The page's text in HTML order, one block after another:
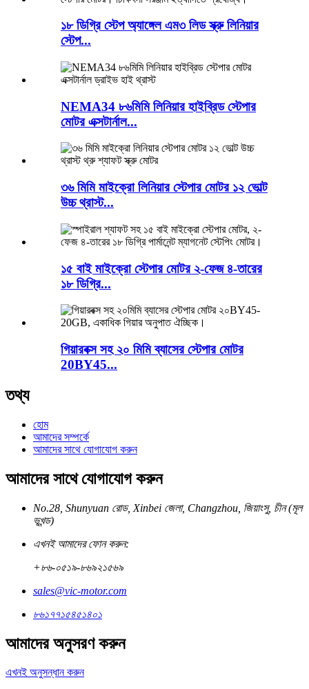
১৮ ডিগ্রি স্টেপ অ্যাঙ্গেল এম৩ লিড স্ক্রু লিনিয়ার
স্টেপ...
NEMA34 ৮৬মিমি লিনিয়ার হাইব্রিড স্টেপার
মোটর এক্সটার্নাল...
৩৬ মিমি মাইক্রো লিনিয়ার স্টেপার মোটর ১২ ভোল্ট
উচ্চ থ্রাস্ট...
১৫ বাই মাইক্রো স্টেপার মোটর ২-ফেজ ৪-তারের
১৮ ডিগ্রি...
গিয়ারবক্স সহ ২০ মিমি ব্যাসের স্টেপার মোটর
20BY45...
তথ্য
হোম
আমাদের সম্পর্কে
আমাদের সাথে যোগাযোগ করুন
আমাদের সাথে যোগাযোগ করুন
No.28, Shunyuan রোড, Xinbei জেলা, Changzhou, জিয়াংসু, চীন (মূল
ভূখন্ড)
এখনই আমাদের ফোন করুন:
+৮৬-০৫১৯-৮৬৯২১৫৬৯
sales@vic-motor.com
৮৬১৭৭১৫৪৫১৪০১
আমাদের অনুসরণ করুন
এখনই অনুসন্ধান করুন